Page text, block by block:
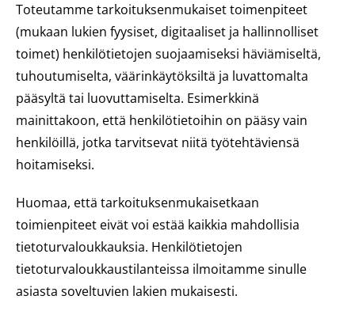
Toteutamme tarkoituksenmukaiset toimenpiteet
(mukaan lukien fyysiset, digitaaliset ja hallinnolliset
toimet) henkilötietojen suojaamiseksi häviämiseltä,
tuhoutumiselta, väärinkäytöksiltä ja luvattomalta
pääsyltä tai luovuttamiselta. Esimerkkinä
mainittakoon, että henkilötietoihin on pääsy vain
henkilöillä, jotka tarvitsevat niitä työtehtäviensä
hoitamiseksi.
Huomaa, että tarkoituksenmukaisetkaan
toimienpiteet eivät voi estää kaikkia mahdollisia
tietoturvaloukkauksia. Henkilötietojen
tietoturvaloukkaustilanteissa ilmoitamme sinulle
asiasta soveltuvien lakien mukaisesti.